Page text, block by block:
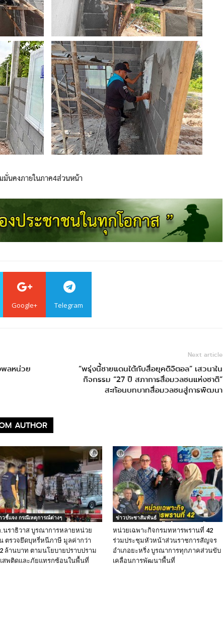
นคงภายในภาค4ส่วนหน้า
Google+ Telegram
พลหน่วย
Next article
“พรุ่งนี้ชายแดนใต้กับสื่อยุคดิจิตอล” เสวนาใน
กิจกรรม “27 ปี สภาการสื่อมวลชนแห่งชาติ”
สะท้อนบทบาทสื่อมวลชนสู่การพัฒนา
AUTHOR
วชี้แจง กรณีเหตุการณ์ต่างๆ
นราธิวาส บูรณาการหลายหน่วย
ตรวจยึดบุหรี่หนีภาษี มูลค่ากว่า
ล้านบาท ตามนโยบายปราบปราม
สพติดและภัยแทรกซ้อนในพื้นที่
ข่าวประชาสัมพันธ์
หน่วยเฉพาะกิจกรมทหารพรานที่ 42
ร่วมประชุมหัวหน้าส่วนราชการสัญจร
อำเภอยะหริ่ง บูรณาการทุกภาคส่วนขับ
เคลื่อนการพัฒนาพื้นที่